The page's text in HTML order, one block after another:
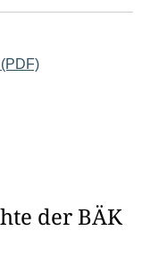
der BÄK